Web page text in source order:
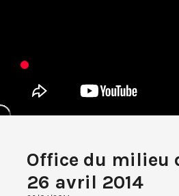
Office du milieu
26 avril 2014